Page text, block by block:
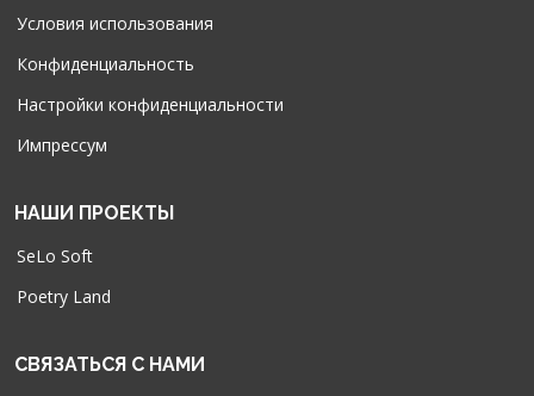
Условия использования
Конфиденциальность
Настройки конфиденциальности
Импрессум
НАШИ ПРОЕКТЫ
SeLo Soft
Poetry Land
СВЯЗАТЬСЯ С НАМИ